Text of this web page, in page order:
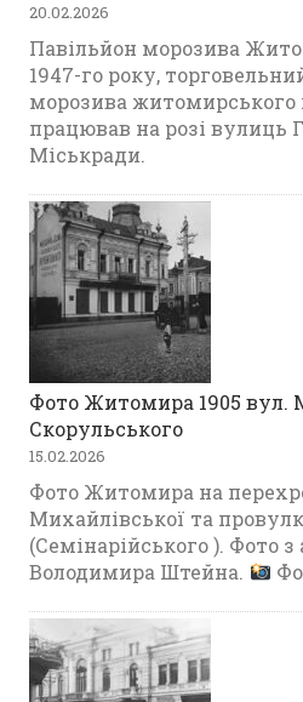
20.02.2026
Павільйон морозива
1947-го року,
морозива житомирського
працював на розі вулиць
Міськради.
Фото Житомира 1905 вул.
Скорульського
15.02.2026
Фото Житомира на
Михайлівської та
(Семінарійського ). Фото з
Володимира Штейна.